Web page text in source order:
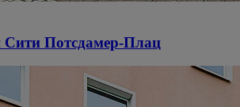
Сити Потсдамер-Плац